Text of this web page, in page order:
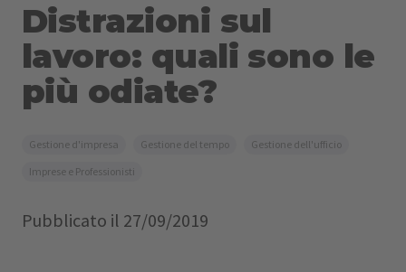
Distrazioni sul
lavoro: quali sono le
più odiate?
Gestione d'impresa Gestione del tempo
Gestione dell'ufficio
Imprese e Professionisti
Pubblicato il 27/09/2019